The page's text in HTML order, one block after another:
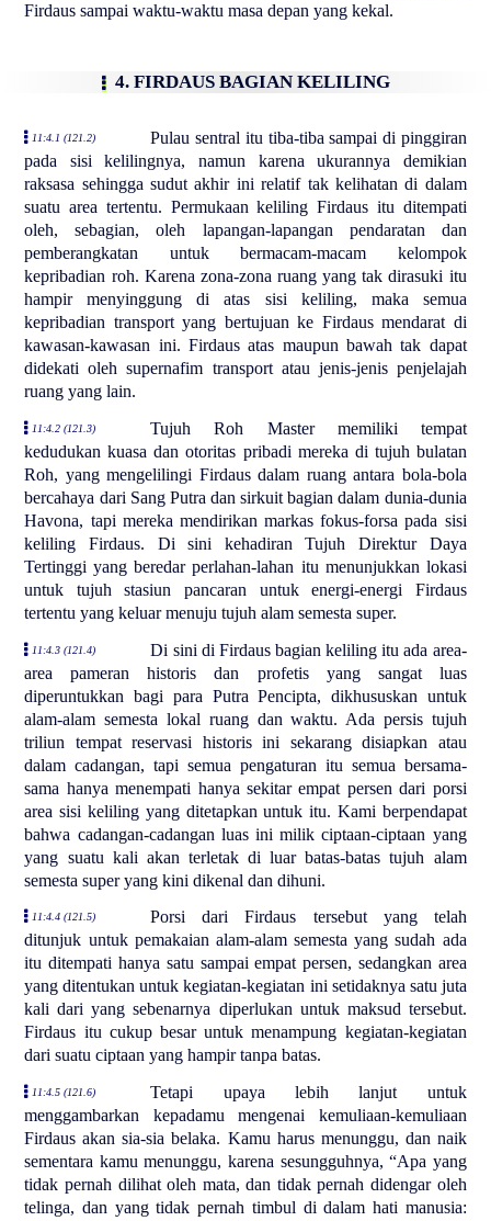
Firdaus sampai waktu-waktu masa depan yang kekal.
4. FIRDAUS BAGIAN KELILING
11:4.1 (121.2)
Pulau sentral itu tiba-tiba sampai di pinggiran
pada sisi kelilingnya, namun karena ukurannya demikian
raksasa sehingga sudut akhir ini relatif tak kelihatan di dalam
suatu area tertentu. Permukaan keliling Firdaus itu ditempati
oleh, sebagian, oleh lapangan-lapangan pendaratan dan
pemberangkatan untuk bermacam-macam kelompok
kepribadian roh. Karena zona-zona ruang yang tak dirasuki itu
hampir menyinggung di atas sisi keliling, maka semua
kepribadian transport yang bertujuan ke Firdaus mendarat di
kawasan-kawasan ini. Firdaus atas maupun bawah tak dapat
didekati oleh supernafim transport atau jenis-jenis penjelajah
ruang yang lain.
11:4.2 (121.3)
Tujuh Roh Master memiliki tempat
kedudukan kuasa dan otoritas pribadi mereka di tujuh bulatan
Roh, yang mengelilingi Firdaus dalam ruang antara bola-bola
bercahaya dari Sang Putra dan sirkuit bagian dalam dunia-dunia
Havona, tapi mereka mendirikan markas fokus-forsa pada sisi
keliling Firdaus. Di sini kehadiran Tujuh Direktur Daya
Tertinggi yang beredar perlahan-lahan itu menunjukkan lokasi
untuk tujuh stasiun pancaran untuk energi-energi Firdaus
tertentu yang keluar menuju tujuh alam semesta super.
11:4.3 (121.4)
Di sini di Firdaus bagian keliling itu ada area-
area pameran historis dan profetis yang sangat luas
diperuntukkan bagi para Putra Pencipta, dikhususkan untuk
alam-alam semesta lokal ruang dan waktu. Ada persis tujuh
triliun tempat reservasi historis ini sekarang disiapkan atau
dalam cadangan, tapi semua pengaturan itu semua bersama-
sama hanya menempati hanya sekitar empat persen dari porsi
area sisi keliling yang ditetapkan untuk itu. Kami berpendapat
bahwa cadangan-cadangan luas ini milik ciptaan-ciptaan yang
yang suatu kali akan terletak di luar batas-batas tujuh alam
semesta super yang kini dikenal dan dihuni.
11:4.4 (121.5)
Porsi dari Firdaus tersebut yang telah
ditunjuk untuk pemakaian alam-alam semesta yang sudah ada
itu ditempati hanya satu sampai empat persen, sedangkan area
yang ditentukan untuk kegiatan-kegiatan ini setidaknya satu juta
kali dari yang sebenarnya diperlukan untuk maksud tersebut.
Firdaus itu cukup besar untuk menampung kegiatan-kegiatan
dari suatu ciptaan yang hampir tanpa batas.
11:4.5 (121.6)
Tetapi upaya lebih lanjut untuk
menggambarkan kepadamu mengenai kemuliaan-kemuliaan
Firdaus akan sia-sia belaka. Kamu harus menunggu, dan naik
sementara kamu menunggu, karena sesungguhnya, “Apa yang
tidak pernah dilihat oleh mata, dan tidak pernah didengar oleh
telinga, dan yang tidak pernah timbul di dalam hati manusia: